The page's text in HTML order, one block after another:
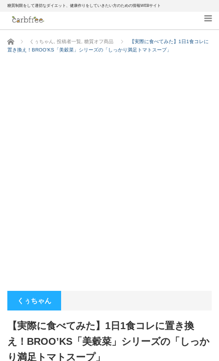
糖質制限をして適切なダイエット、健康作りをしていきたい方のための情報WEBサイト
ホーム くぅちゃん 投稿者一覧 糖質オフ商品
【実際に食べてみた】1日1食コレに
置き換え！BROO’KS「美穀菜」シリーズの「しっかり満足トマトスープ」
くぅちゃん
【実際に食べてみた】1日1食コレに置き換
え！BROO’KS「美穀菜」シリーズの「しっか
り満足トマトスープ」